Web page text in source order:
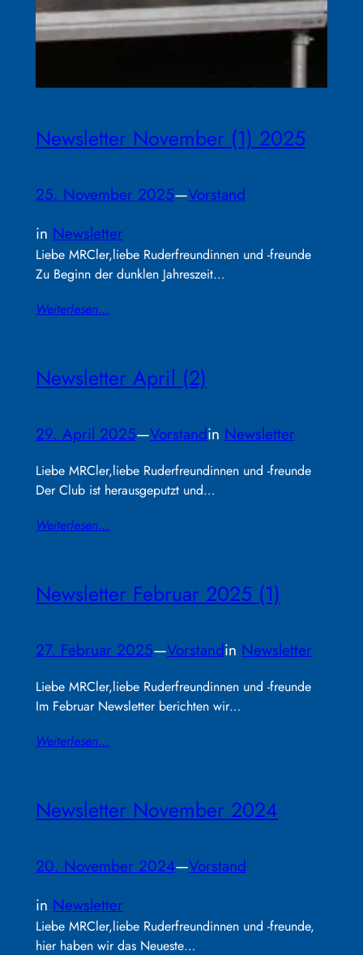
Newsletter November (1) 2025
25. November 2025—Vorstand
in Newsletter
Liebe MRCler,liebe Ruderfreundinnen und -freunde
Zu Beginn der dunklen Jahreszeit…
Weiterlesen…
Newsletter April (2)
29. April 2025—Vorstandin Newsletter
Liebe MRCler,liebe Ruderfreundinnen und -freunde
Der Club ist herausgeputzt und…
Weiterlesen…
Newsletter Februar 2025 (1)
27. Februar 2025—Vorstandin Newsletter
Liebe MRCler,liebe Ruderfreundinnen und -freunde
Im Februar Newsletter berichten wir…
Weiterlesen…
Newsletter November 2024
20. November 2024—Vorstand
in Newsletter
Liebe MRCler,liebe Ruderfreundinnen und -freunde,
hier haben wir das Neueste…